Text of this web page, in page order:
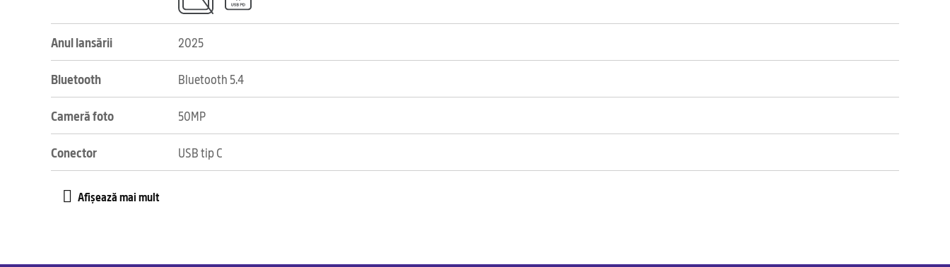
Anul lansării 2025
Bluetooth Bluetooth 5.4
Cameră foto 50MP
Conector USB tip C